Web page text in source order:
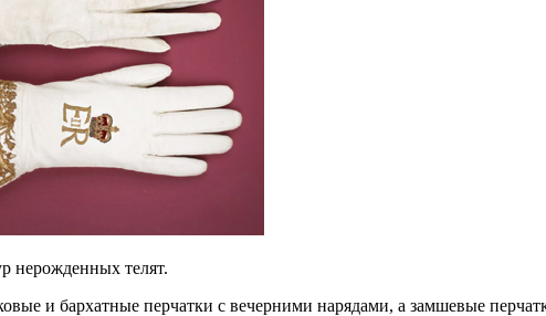
нерожденных телят.
и бархатные перчатки с вечерними нарядами, а замшевые